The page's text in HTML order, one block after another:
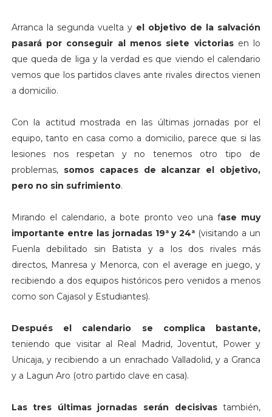
Arranca la segunda vuelta y el objetivo de la salvación
pasará por conseguir al menos siete victoriasen lo
que queda de liga y la verdad es que viendo el calendario
vemos que los partidos claves ante rivales directos vienen
a domicilio.
Con la actitud mostrada en las últimas jornadas por el
equipo, tanto en casa como a domicilio, parece que si las
lesiones nos respetan y no tenemos otro tipo de
problemas, somos capaces de alcanzar el objetivo,
pero no sin sufrimiento.
Mirando el calendario, a bote pronto veo una fase muy
importante entre las jornadas 19ª y 24ª (visitando a un
Fuenla debilitado sin Batista y a los dos rivales más
directos, Manresa y Menorca, con el average en juego, y
recibiendo a dos equipos históricos pero venidos a menos
como son Cajasol y Estudiantes).
Después el calendario se complica bastante,
teniendo que visitar al Real Madrid, Joventut, Power y
Unicaja, y recibiendo a un enrachado Valladolid, y a Granca
y a Lagun Aro (otro partido clave en casa).
Las tres últimas jornadas serán decisivastambién,